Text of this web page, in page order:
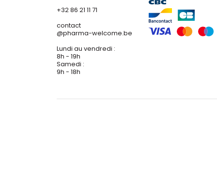
+32 86 21 11 71
contact
@pharma-welcome.be
Lundi au vendredi :
8h - 19h
Samedi :
9h - 18h